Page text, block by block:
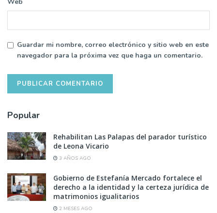
Guardar mi nombre, correo electrónico y sitio web en este
navegador para la próxima vez que haga un comentario.
Popular
Rehabilitan Las Palapas del parador turístico
de Leona Vicario
3 AÑOS AGO
Gobierno de Estefanía Mercado fortalece el
derecho a la identidad y la certeza jurídica de
matrimonios igualitarios
2 MESES AGO